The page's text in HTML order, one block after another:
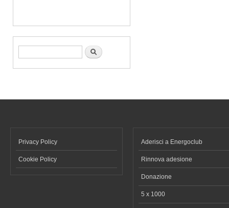
Form di ricerca Cerca
Privacy Policy
Cookie Policy
Aderisci a Energoclub
Rinnova adesione
Donazione
5 x 1000